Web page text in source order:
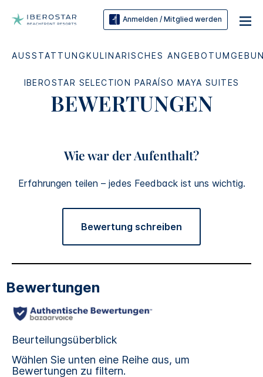
Anmelden / Mitglied werden
AUSSTATTUNGKULINARISCHES ANGEBOT
IBEROSTAR SELECTION​ PARAÍSO MAYA SUITES
BEWERTUNGEN
Wie war der Aufenthalt?
Erfahrungen teilen – jedes Feedback ist uns wichtig.
Bewertung schreiben